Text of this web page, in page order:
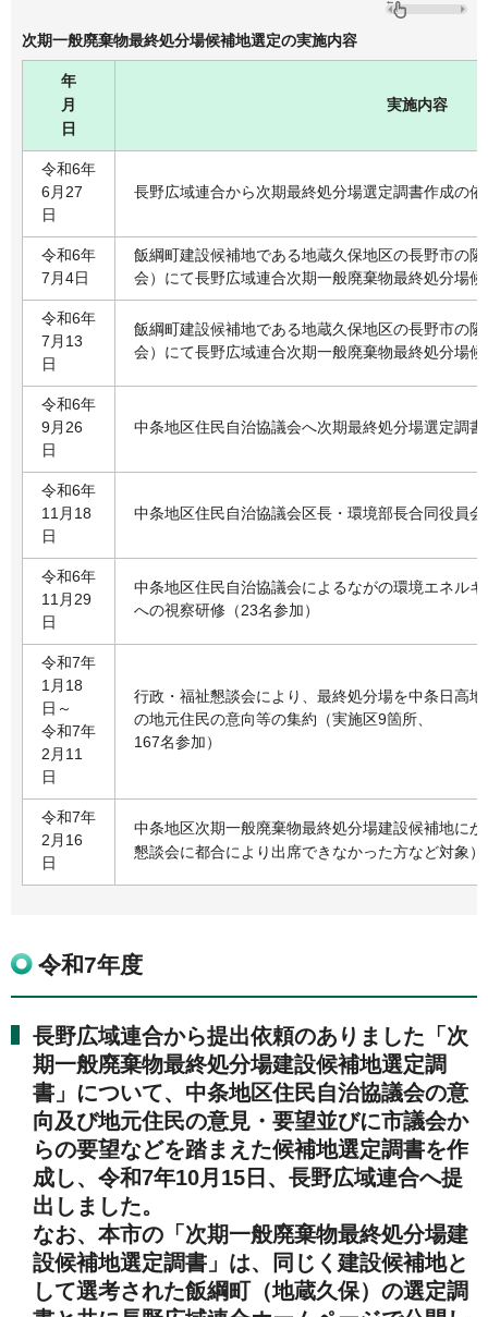
次期一般廃棄物最終処分場候補地選定の実施内容
年
月
日
実施内容
令和6年
6月27
日
長野広域連合から次期最終処分場選定調書作成の依
令和6年
7月4日
飯綱町建設候補地である地蔵久保地区の長野市の
会）にて長野広域連合次期一般廃棄物最終処分場
令和6年
7月13
日
飯綱町建設候補地である地蔵久保地区の長野市の
会）にて長野広域連合次期一般廃棄物最終処分場
令和6年
9月26
日
中条地区住民自治協議会へ次期最終処分場選定調
令和6年
11月18
日
中条地区住民自治協議会区長・環境部長合同役員
令和6年
11月29
日
中条地区住民自治協議会によるながの環境エネル
への視察研修（23名参加）
令和7年
1月18
日～
令和7年
2月11
日
行政・福祉懇談会により、最終処分場を中条日高
の地元住民の意向等の集約（実施区9箇所、
167名参加）
令和7年
2月16
日
中条地区次期一般廃棄物最終処分場建設候補地に
懇談会に都合により出席できなかった方など対象
令和7年度
長野広域連合から提出依頼のありました「次
期一般廃棄物最終処分場建設候補地選定調
書」について、中条地区住民自治協議会の意
向及び地元住民の意見・要望並びに市議会か
らの要望などを踏まえた候補地選定調書を作
成し、令和7年10月15日、長野広域連合へ提
出しました。
なお、本市の「次期一般廃棄物最終処分場建
設候補地選定調書」は、同じく建設候補地と
して選考された飯綱町（地蔵久保）の選定調